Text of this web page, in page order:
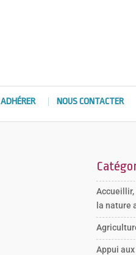
ADHÉRER NOUS CONTACTER
Accueillir,
la nature
Appui